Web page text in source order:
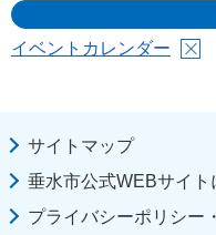
イベントカレンダー
サイトマップ
垂水市公式WEBサイト
プライバシーポリシー